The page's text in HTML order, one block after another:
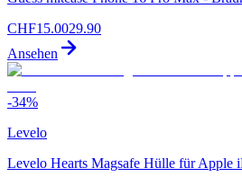
CHF15.0029.90
Ansehen
-34%
Levelo
Levelo Hearts Magsafe Hülle für Apple